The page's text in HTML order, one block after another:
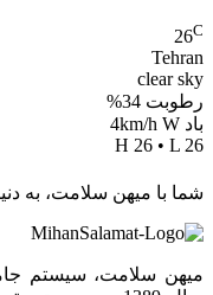
26C
Tehran
clear sky
رطوبت 34%
باد 4km/h W
H 26 • L 26
شما با میهن سلامت، به
میهن سلامت، سیستم